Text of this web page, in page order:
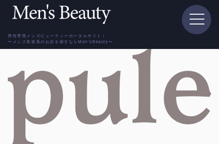
男性専用メンズビューティーポータルサイト！
〜メンズ美容系のお店を探すならMen'sBeauty〜